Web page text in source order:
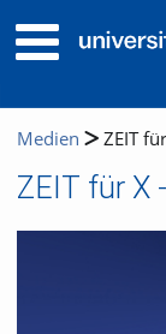
Medien ZEIT